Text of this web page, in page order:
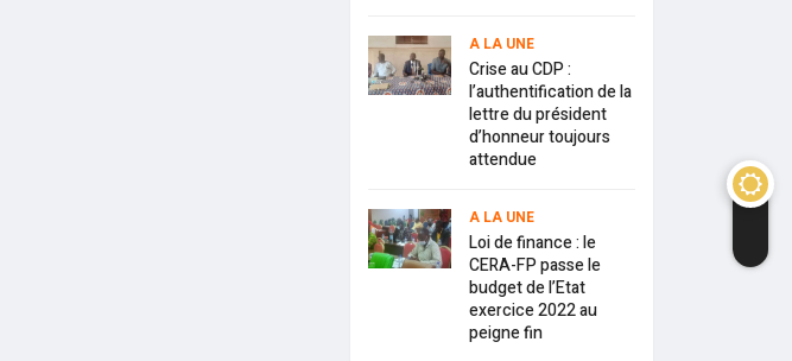
A LA UNE
Crise au CDP :
l’authentification de la
lettre du président
d’honneur toujours
attendue
A LA UNE
Loi de finance : le
CERA-FP passe le
budget de l’Etat
exercice 2022 au
peigne fin